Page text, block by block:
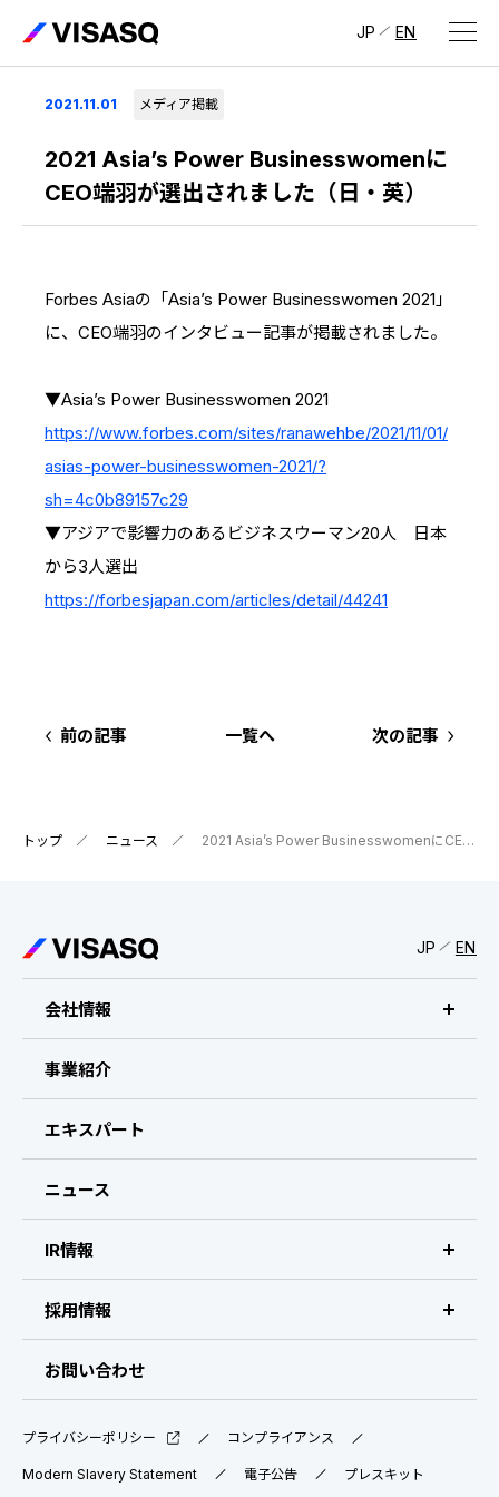
JP EN
会社情報
ビザスクについて
CEOメッセージ
IR情報
IR情報トップ
IRライブラリ
IRスケジュール
業績ハイライト
株式について
採用情報
採用サイト（日本）
新卒採用
中途採用：ビジネス職・コーポレート職
中途採用：開発職・デザイナー職
2021.11.01 メディア掲載
2021 Asia’s Power Businesswomenに
CEO端羽が選出されました（日・英）
Forbes Asiaの「Asia’s Power Businesswomen 2021」
に、CEO端羽のインタビュー記事が掲載されました。
▼Asia’s Power Businesswomen 2021
https://www.forbes.com/sites/ranawehbe/2021/11/01/
asias-power-businesswomen-2021/?
sh=4c0b89157c29
▼アジアで影響力のあるビジネスウーマン20人 日本
から3人選出
https://forbesjapan.com/articles/detail/44241
前の記事 一覧へ 次の記事
トップ ニュース 2021 Asia’s Power BusinesswomenにCEO端羽が選出されました（日・英）
JP EN
会社情報
ビザスクについて
CEOメッセージ
会社概要・拠点
事業紹介
エキスパート
ニュース
IR情報
IR情報 トップ
IRライブラリ
業績ハイライト
採用情報
採用サイト（日本）
中途採用：ビジネス職・コーポレート職
お問い合わせ
プライバシーポリシー コンプライアンス
Modern Slavery Statement 電子公告 プレスキット